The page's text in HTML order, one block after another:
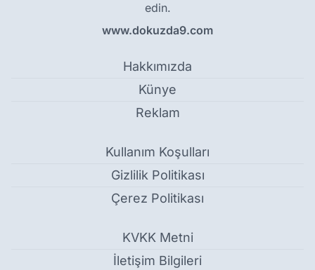
edin.
www.dokuzda9.com
Hakkımızda
Künye
Reklam
Kullanım Koşulları
Gizlilik Politikası
Çerez Politikası
KVKK Metni
İletişim Bilgileri